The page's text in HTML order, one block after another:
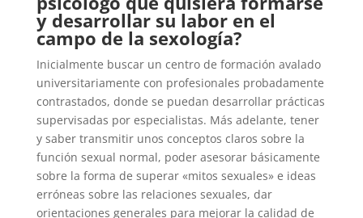
y desarrollar su labor en el
campo de la sexología?
Inicialmente buscar un centro de formación avalado
universitariamente con profesionales probadamente
contrastados, donde se puedan desarrollar prácticas
supervisadas por especialistas. Más adelante, tener
y saber transmitir unos conceptos claros sobre la
función sexual normal, poder asesorar básicamente
sobre la forma de superar «mitos sexuales» e ideas
erróneas sobre las relaciones sexuales, dar
orientaciones generales para mejorar la calidad de